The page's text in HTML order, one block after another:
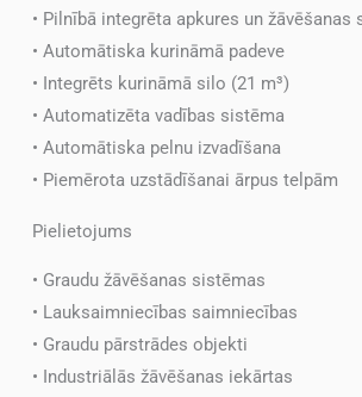
• Pilnībā integrēta apkures un žāvēšanas
• Automātiska kurināmā padeve
• Integrēts kurināmā silo (21 m³)
• Automatizēta vadības sistēma
• Automātiska pelnu izvadīšana
• Piemērota uzstādīšanai ārpus telpām
Pielietojums
• Graudu žāvēšanas sistēmas
• Lauksaimniecības saimniecības
• Graudu pārstrādes objekti
• Industriālās žāvēšanas iekārtas